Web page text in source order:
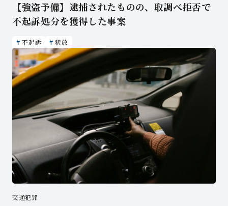
【強盗予備】逮捕されたものの、取調べ拒否で
不起訴処分を獲得した事案
不起訴 釈放
交通犯罪